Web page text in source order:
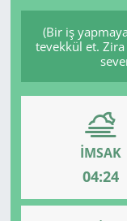
(Bir iş
tevekkül et. Zira
İMSAK
04:24